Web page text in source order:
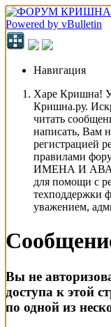
Навигация
Харе Кришна!
Кришна.ру.
читать
написать, Вам
регистрацией
правилами
ИМЕНА И
для помощи с
техподдержки
уважением,
Вы не
доступа к этой
по одной из